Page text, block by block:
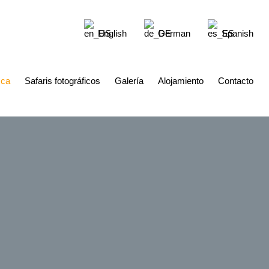
English German Spanish
Safaris fotográficos Galería Alojamiento Contacto